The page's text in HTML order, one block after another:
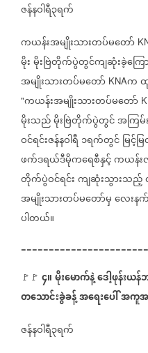
ဇန်နဝါရီ၃ရက်
ကယန်းအမျိုးသားတပ်မတော်
မိုးမိုးဗြဲတိုက်ပွဲတွင်ကျဆုံးခဲ့ကြေ
အမျိုးသားတပ်မတော် KNAက
"ကယန်းအမျိုးသားတပ်မတော်
မိုးသည်မိုးဗြဲတိုက်ပွဲတွင်အကြ
ဝင်ရင်းဇန်နဝါရီ ၁ရက်တွင်မြင့်မ
ဖက်ဒရယ်ဒီမိုကရေစီနှင့်ကယန်း
တိုက်ပွဲဝင်ရင်းကျဆုံးသွားသည့်
အမျိုးသားတပ်မတော်မှလေးန
ပါတယ်။
🚩🚩 ၄။မိုးမောက်နဲ့ဒေါ့ဖုန်းယ
တသောင်းခွဲခန့်အရေးပေါ်အကူ
ဇန်နဝါရီ၃ရက်